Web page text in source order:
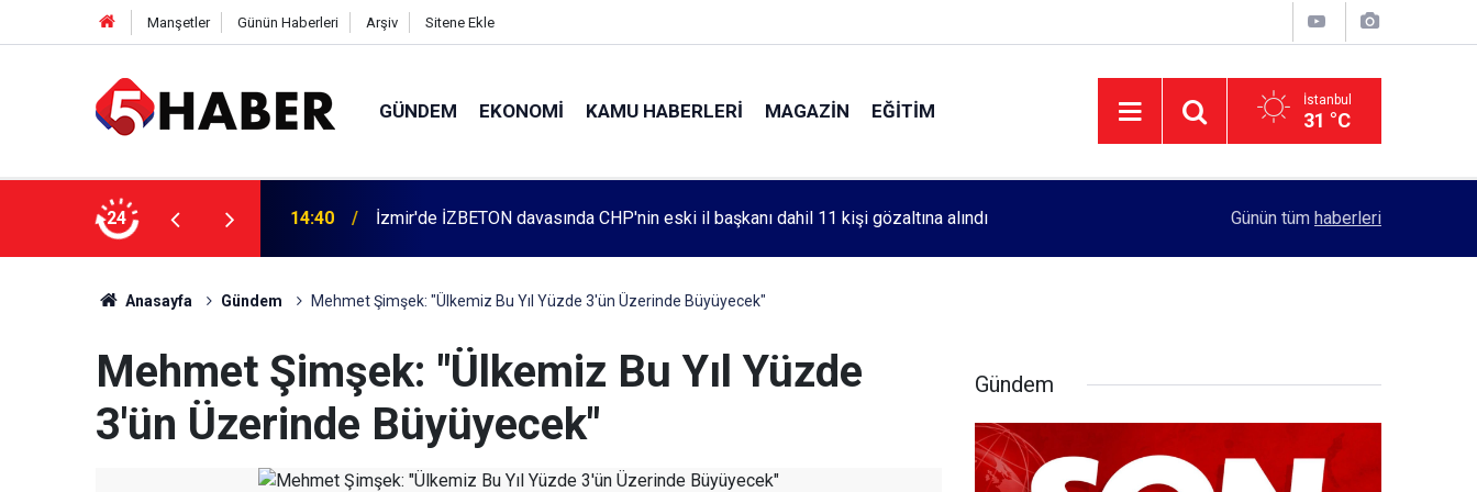
Manşetler Günün Haberleri Arşiv Sitene Ekle
GÜNDEM EKONOMI KAMU HABERLERI MAGAZIN EĞITIM İstanbul
31 °C
24
dahil 11 kişi gözaltına alındı 13:55 Cumartesi anneleri 1083. haftada Mehmet Özdemir için adalet aradı Rektörlük, kadın öğrencilerin güvenliği için
Günün tüm haberleri
Anasayfa Gündem Mehmet Şimşek: "Ülkemiz Bu Yıl Yüzde 3'ün Üzerinde Büyüyecek"
Mehmet Şimşek: "Ülkemiz Bu Yıl Yüzde
3'ün Üzerinde Büyüyecek"
Gündem